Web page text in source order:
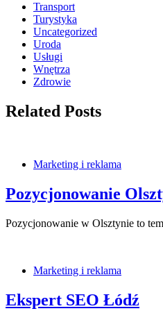
Transport
Turystyka
Uncategorized
Uroda
Usługi
Wnętrza
Zdrowie
Related Posts
Marketing i reklama
Pozycjonowanie
Pozycjonowanie w Olsztynie to
Marketing i reklama
Ekspert SEO Łódź